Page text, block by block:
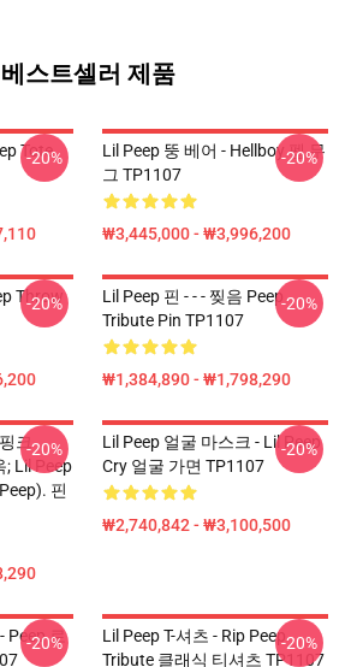
베스트셀러 제품
Tote
-20%
Lil Peep 뚱 베어 - Hellboy 펩 무
그 TP1107
₩3,445,000 - ₩3,996,200
-20%
Throw
-20%
Lil Peep 핀 - - - 찢음 Peep
Tribute Pin TP1107
₩1,384,890 - ₩1,798,290
-20%
크
; Lil Peep
핀
-20%
Lil Peep 얼굴 마스크 - Lil Peep
Cry 얼굴 가면 TP1107
₩2,740,842 - ₩3,100,500
-20%
Peep 로
-20%
Lil Peep T-셔츠 - Rip Peep
Tribute 클래식 티셔츠 TP1107
-20%